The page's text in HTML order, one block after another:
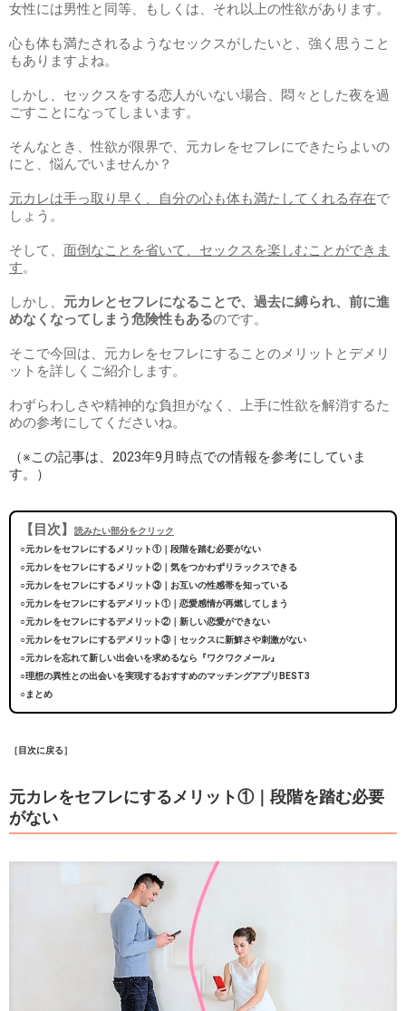
女性には男性と同等、もしくは、それ以上の性欲があります。
心も体も満たされるようなセックスがしたいと、強く思うこと
もありますよね。
しかし、セックスをする恋人がいない場合、悶々とした夜を過
ごすことになってしまいます。
そんなとき、性欲が限界で、元カレをセフレにできたらよいの
にと、悩んでいませんか？
元カレは手っ取り早く、自分の心も体も満たしてくれる存在で
しょう。
そして、 面倒なことを省いて、セックスを楽しむことができま
す。
しかし、 元カレとセフレになることで、過去に縛られ、前に進
めなくなってしまう危険性もあるのです。
そこで今回は、元カレをセフレにすることのメリットとデメリ
ットを詳しくご紹介します。
わずらわしさや精神的な負担がなく、上手に性欲を解消するた
めの参考にしてくださいね。
（※この記事は、2023年9月時点での情報を参考にしていま
す。）
【目次】
読みたい部分をクリック
○元カレをセフレにするメリット①｜段階を踏む必要がない
○元カレをセフレにするメリット②｜気をつかわずリラックスできる
○元カレをセフレにするメリット③｜お互いの性感帯を知っている
○元カレをセフレにするデメリット①｜恋愛感情が再燃してしまう
○元カレをセフレにするデメリット②｜新しい恋愛ができない
○元カレをセフレにするデメリット③｜セックスに新鮮さや刺激がない
○元カレを忘れて新しい出会いを求めるなら『ワクワクメール』
○理想の異性との出会いを実現するおすすめのマッチングアプリBEST3
○まとめ
［目次に戻る］
元カレをセフレにするメリット①｜段階を踏む必要
がない